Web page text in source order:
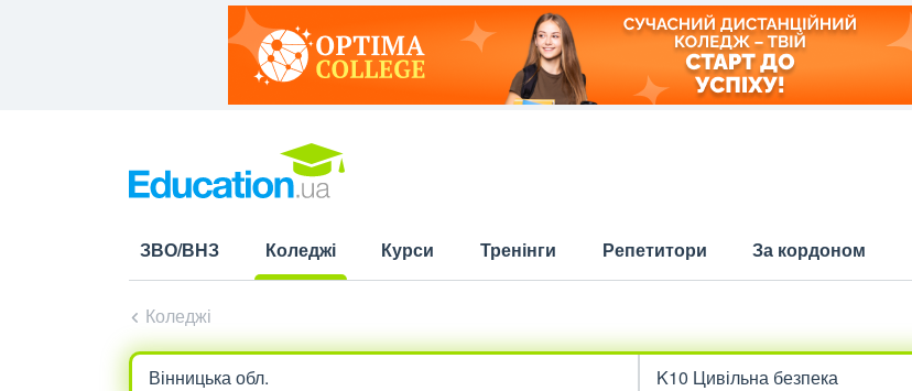
ЗВО/ВНЗ
Коледжі
Курси Тренінги Репетитори За кордоном
Коледжі